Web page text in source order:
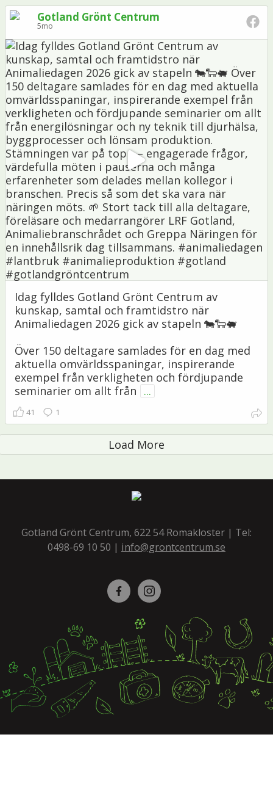
Gotland Grönt Centrum
5mo
Idag fylldes Gotland Grönt Centrum av
kunskap, samtal och framtidstro när
Animaliedagen 2026 gick av stapeln 🐄🐑🐖
Över 150 deltagare samlades för en dag med
aktuella omvärldsspaningar, inspirerande
exempel från verkligheten och fördjupande
seminarier om allt från ...
41 1
Load More
Gotland Grönt Centrum, 622 54 Romakloster | Tel:
0498-69 10 50 | info@grontcentrum.se